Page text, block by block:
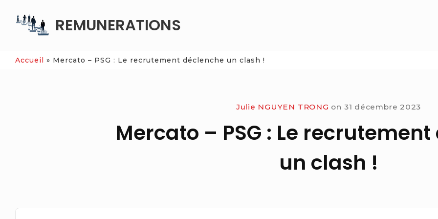
REMUNERATIONS
Accueil » Mercato – PSG : Le recrutement déclenche un clash !
Julie NGUYEN TRONG on 31 décembre 2023
Mercato – PSG : Le
un clash !